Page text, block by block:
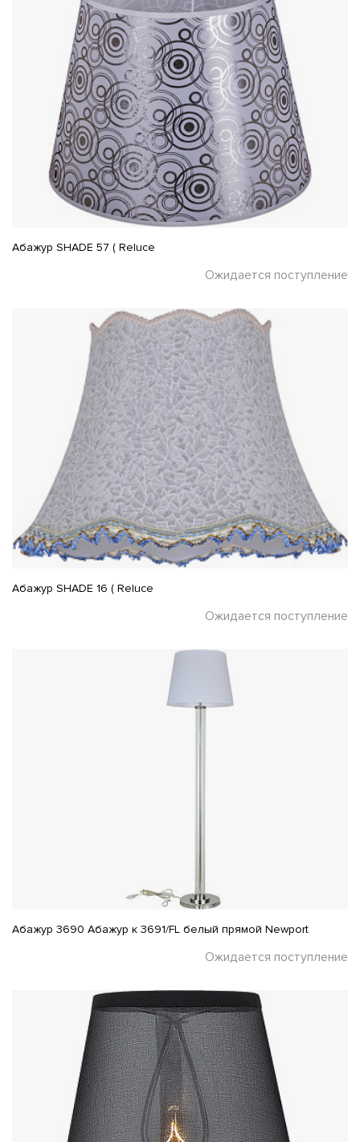
Абажур SHADE 57 ( Reluce
Ожидается поступление
Абажур SHADE 16 ( Reluce
Ожидается поступление
Абажур 3690 Абажур к 3691/FL белый прямой Newport
Ожидается поступление